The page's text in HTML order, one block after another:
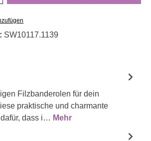
SW10117.1139
Filzbanderolen für dein
praktische und charmante
dass i… Mehr